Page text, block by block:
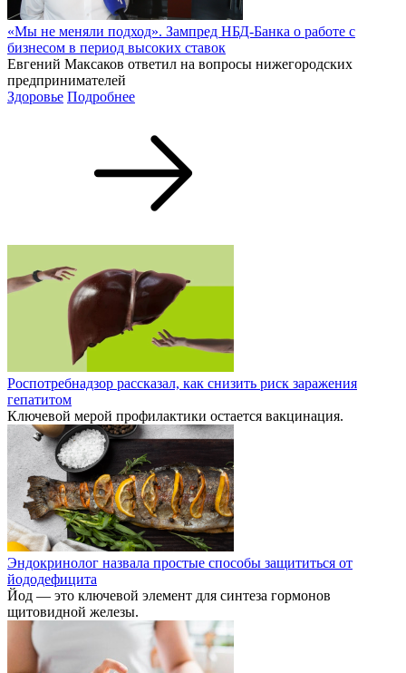
«Мы не меняли подход». Зампред НБД-Банка о работе с
бизнесом в период высоких ставок
Евгений Максаков ответил на вопросы нижегородских
предпринимателей
Здоровье Подробнее
Роспотребнадзор рассказал, как снизить риск заражения
гепатитом
Ключевой мерой профилактики остается вакцинация.
Эндокринолог назвала простые способы защититься от
йододефицита
Йод — это ключевой элемент для синтеза гормонов
щитовидной железы.